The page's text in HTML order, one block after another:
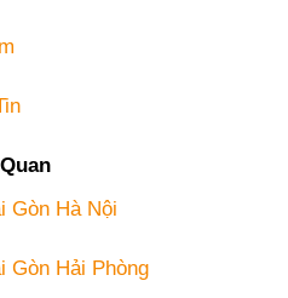
Gòn Hà Nội
Gòn Hải Phòng